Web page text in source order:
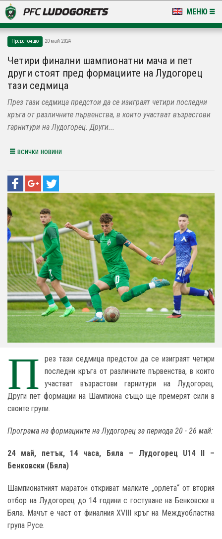
МЕНЮ
LUDOGORETS TV
НА ТЕРЕНА
СТАДИОН & БАЗИ
КЛУБ
Предстоящо 20 май 2024
Четири финални шампионатни мача и пет
други стоят пред формациите на Лудогорец
тази седмица
През тази седмица предстои да се изиграят четири последни
кръга от различните първенства, в които участват възрастови
гарнитури на Лудогорец. Други...
всички новини
П
рез тази седмица предстои да се изиграят четири
последни кръга от различните първенства, в които
участват възрастови гарнитури на Лудогорец.
Други пет формации на Шампиона също ще премерят сили в
своите групи.
Програма на формациите на Лудогорец за периода 20 - 26 май:
24 май, петък, 14 часа, Бяла – Лудогорец U1 4II –
Бенковски ( Бяла)
Шампионатният маратон откриват малките „орлета“ от втория
отбор на Лудогорец до 14 години с гостуване на Бенковски в
Бяла. Мачът е част от финалния XVIII кръг на Междуобластна
група Русе.